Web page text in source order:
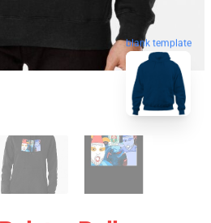
blank template